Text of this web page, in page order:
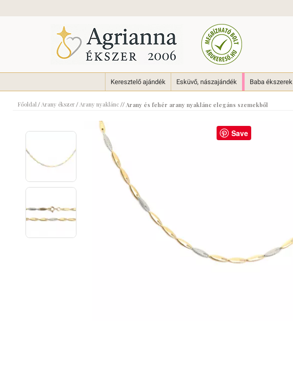
Keresztelő ajándék Esküvő, nászajándék Baba ékszerek
Főoldal/Arany ékszer/Arany nyaklánc //Arany és fehér arany nyaklánc elegáns szemekből
Save